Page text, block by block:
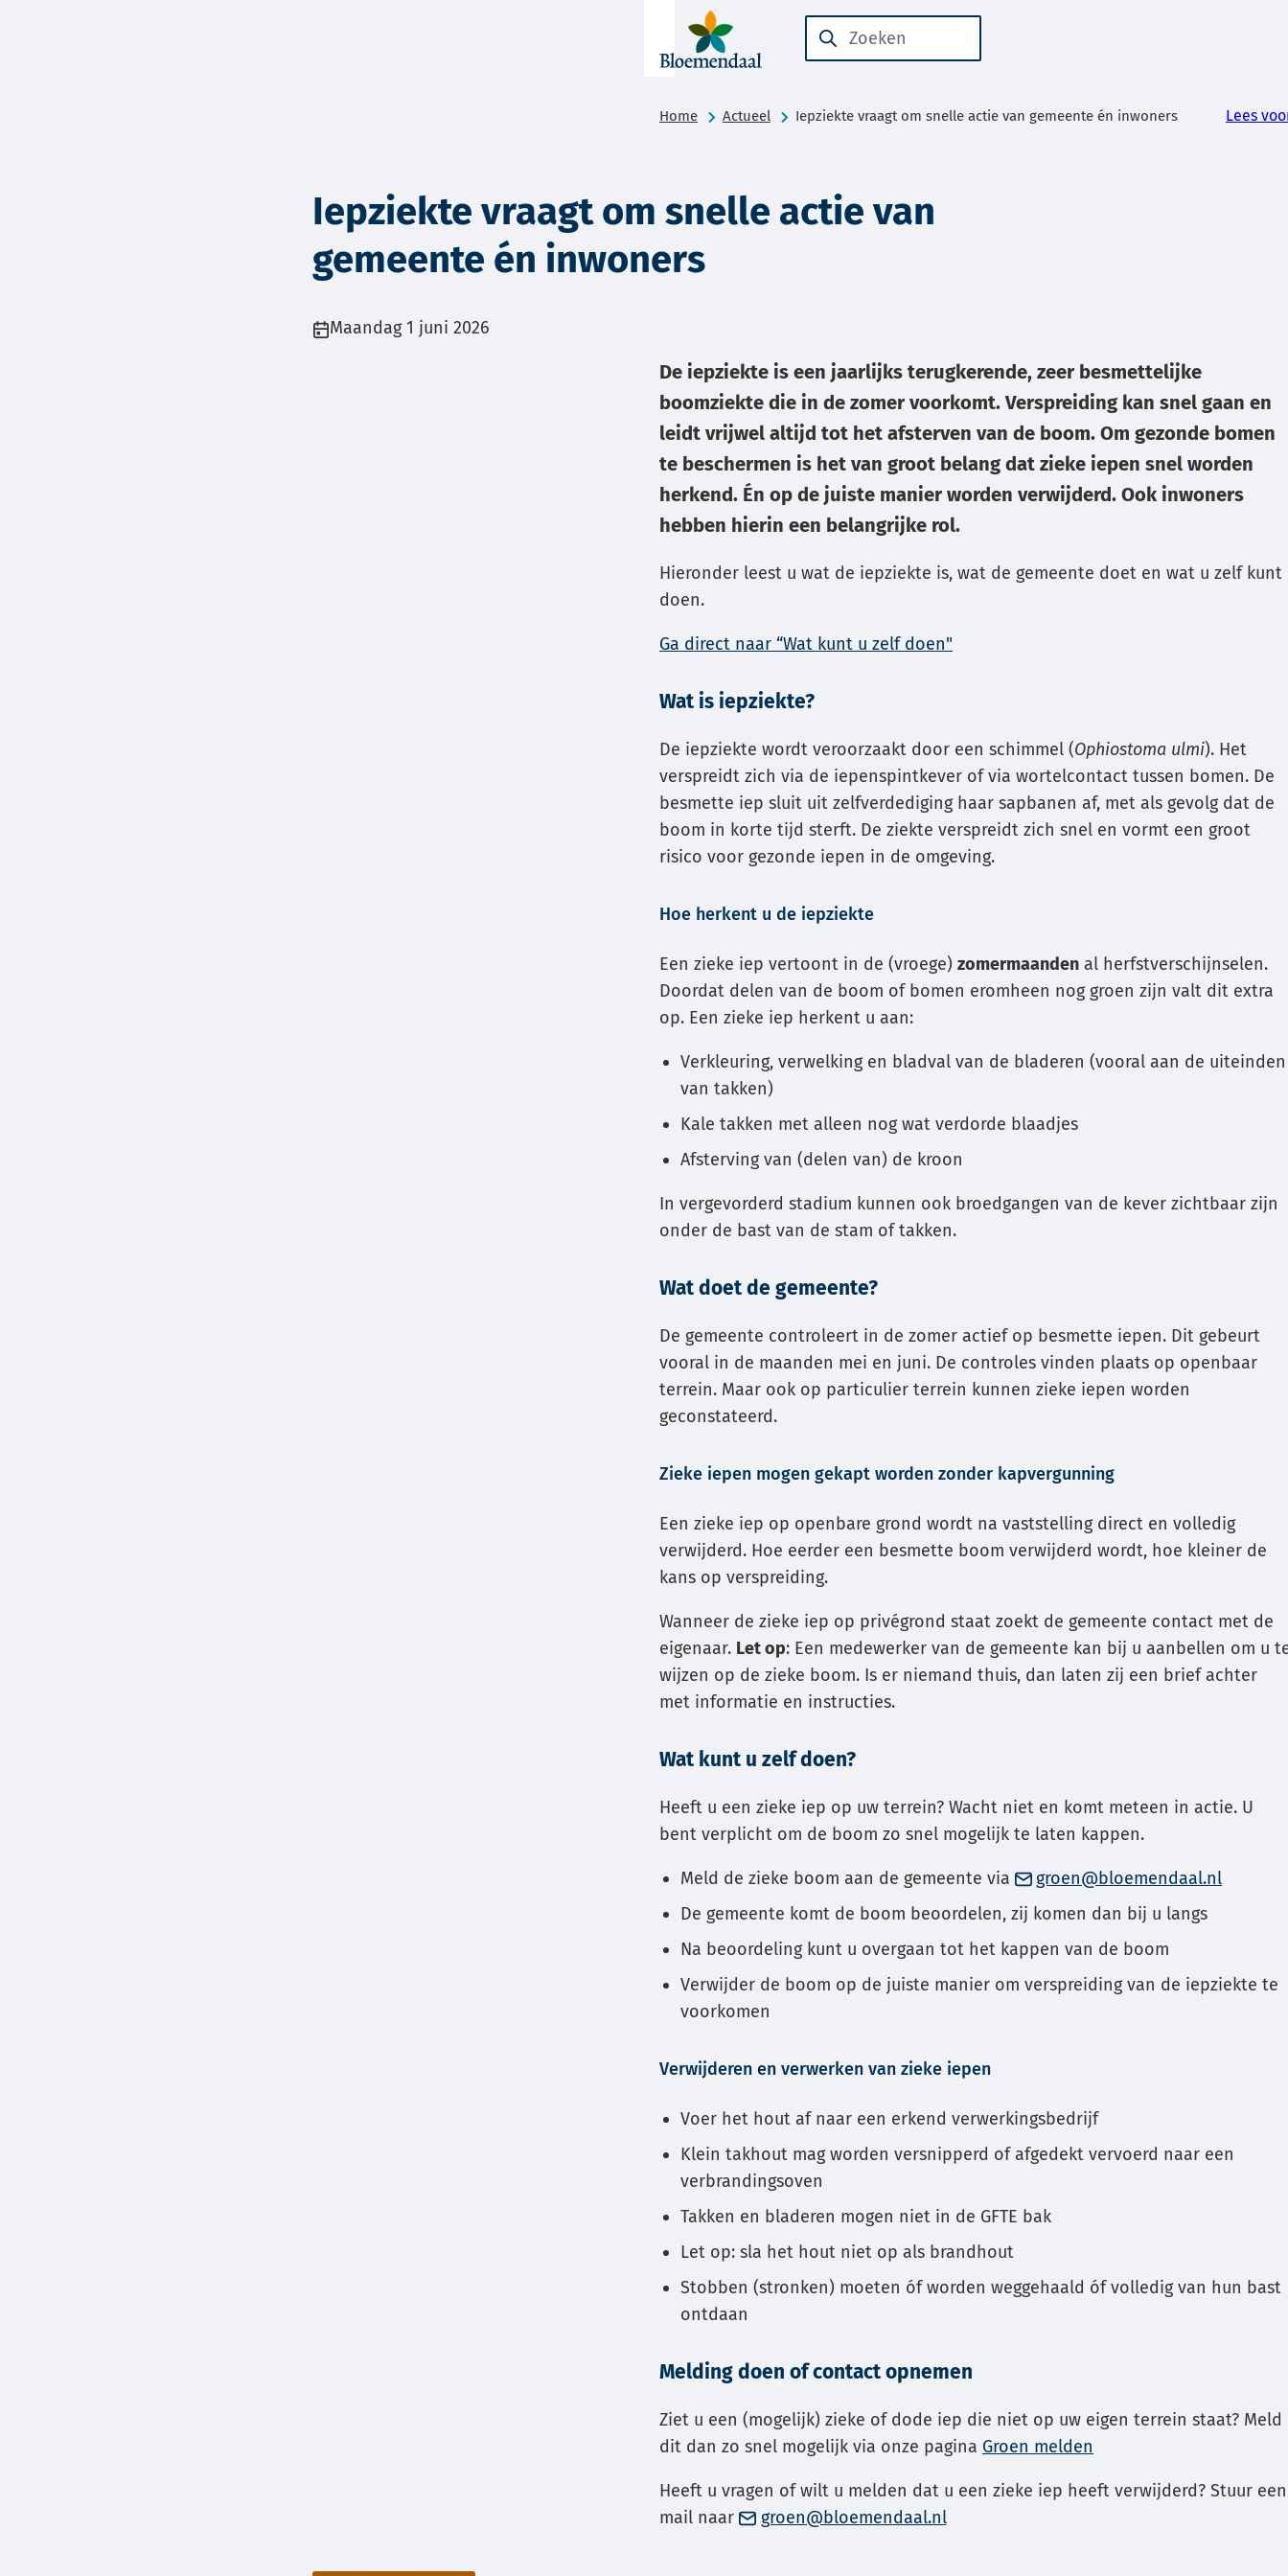
A-Z-
menu
Zoeken
Wanneer
beschikbaar
zijn
hierdoor
omlaag
te
gebruiken.
Gebruik
enter-
toets
te
Home Actueel Iepziekte vraagt om snelle actie van gemeente én inwoners Lees
Iepziekte vraagt om snelle actie van
gemeente én inwoners
Publicatiedatum:
Maandag 1 juni 2026
De iepziekte is een jaarlijks terugkerende, zeer besmettelijke
boomziekte die in de zomer voorkomt. Verspreiding kan snel gaan en
leidt vrijwel altijd tot het afsterven van de boom. Om gezonde bomen
te beschermen is het van groot belang dat zieke iepen snel worden
herkend. Én op de juiste manier worden verwijderd. Ook inwoners
hebben hierin een belangrijke rol.
Hieronder leest u wat de iepziekte is, wat de gemeente doet en wat u zelf kunt
doen.
Ga direct naar “Wat kunt u zelf doen"
Wat is iepziekte?
De iepziekte wordt veroorzaakt door een schimmel (Ophiostoma ulmi). Het
verspreidt zich via de iepenspintkever of via wortelcontact tussen bomen. De
besmette iep sluit uit zelfverdediging haar sapbanen af, met als gevolg dat de
boom in korte tijd sterft. De ziekte verspreidt zich snel en vormt een groot
risico voor gezonde iepen in de omgeving.
Hoe herkent u de iepziekte
Een zieke iep vertoont in de (vroege) zomermaanden al herfstverschijnselen.
Doordat delen van de boom of bomen eromheen nog groen zijn valt dit extra
op. Een zieke iep herkent u aan:
Verkleuring, verwelking en bladval van de bladeren (vooral aan de uiteinden
van takken)
Kale takken met alleen nog wat verdorde blaadjes
Afsterving van (delen van) de kroon
In vergevorderd stadium kunnen ook broedgangen van de kever zichtbaar zijn
onder de bast van de stam of takken.
Wat doet de gemeente?
De gemeente controleert in de zomer actief op besmette iepen. Dit gebeurt
vooral in de maanden mei en juni. De controles vinden plaats op openbaar
terrein. Maar ook op particulier terrein kunnen zieke iepen worden
geconstateerd.
Zieke iepen mogen gekapt worden zonder kapvergunning
Een zieke iep op openbare grond wordt na vaststelling direct en volledig
verwijderd. Hoe eerder een besmette boom verwijderd wordt, hoe kleiner de
kans op verspreiding.
Wanneer de zieke iep op privégrond staat zoekt de gemeente contact met de
eigenaar. Let op: Een medewerker van de gemeente kan bij u aanbellen om u
wijzen op de zieke boom. Is er niemand thuis, dan laten zij een brief achter
met informatie en instructies.
Wat kunt u zelf doen?
Heeft u een zieke iep op uw terrein? Wacht niet en komt meteen in actie. U
bent verplicht om de boom zo snel mogelijk te laten kappen.
Meld de zieke boom aan de gemeente via groen@bloemendaal.nl
De gemeente komt de boom beoordelen, zij komen dan bij u langs
Na beoordeling kunt u overgaan tot het kappen van de boom
Verwijder de boom op de juiste manier om verspreiding van de iepziekte te
voorkomen
Verwijderen en verwerken van zieke iepen
Voer het hout af naar een erkend verwerkingsbedrijf
Klein takhout mag worden versnipperd of afgedekt vervoerd naar een
verbrandingsoven
Takken en bladeren mogen niet in de GFTE bak
Let op: sla het hout niet op als brandhout
Stobben (stronken) moeten óf worden weggehaald óf volledig van hun bast
ontdaan
Melding doen of contact opnemen
Ziet u een (mogelijk) zieke of dode iep die niet op uw eigen terrein staat? Meld
dit dan zo snel mogelijk via onze pagina Groen melden
Heeft u vragen of wilt u melden dat u een zieke iep heeft verwijderd? Stuur een
mail naar
groen@bloemendaal.nl(Verwijst